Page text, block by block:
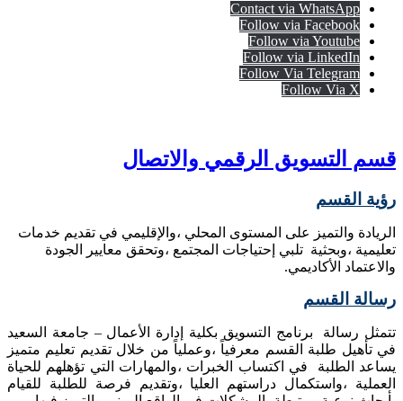
Contact via WhatsApp
Follow via Facebook
Follow via Youtube
Follow via LinkedIn
Follow Via Telegram
Follow Via X
قسم التسويق الرقمي والاتصال
رؤية القسم
الريادة والتميز على المستوى المحلي ،والإقليمي في تقديم خدمات
تعليمية ،وبحثية تلبي إحتياجات المجتمع ،وتحقق معايير الجودة
والاعتماد الأكاديمي.
رسالة القسم
تتمثل رسالة برنامج التسويق بكلية إدارة الأعمال – جامعة السعيد
في تأهيل طلبة القسم معرفياً ،وعملياً من خلال تقديم تعليم متميز
يساعد الطلبة في اكتساب الخبرات ،والمهارات التي تؤهلهم للحياة
العملية ،واستكمال دراستهم العليا ،وتقديم فرصة للطلبة للقيام